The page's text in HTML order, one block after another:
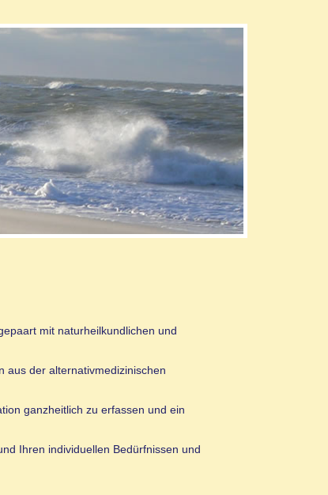
mit naturheilkundlichen und
aus der alternativmedizinischen
ganzheitlich zu erfassen und ein
Ihren individuellen Bedürfnissen und